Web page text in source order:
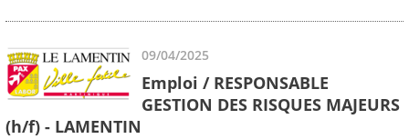
09/04/2025
Emploi / RESPONSABLE
GESTION DES RISQUES MAJEURS
(h/f) - LAMENTIN